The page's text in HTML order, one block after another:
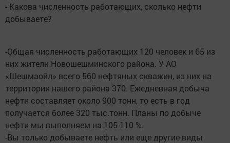
- Какова численность работающих, сколько нефти
добываете?
-Общая численность работающих 120 человек и 65 из
них жители Новошешминского района. У АО
«Шешмаойл» всего 560 нефтяных скважин, из них на
территории нашего района 370. Ежедневная добыча
нефти составляет около 900 тонн, то есть в год
получается более 320 тыс.тонн. Планы по добыче
нефти мы выполняем на 105-110 %.
-Вы только добываете нефть или еще другие виды